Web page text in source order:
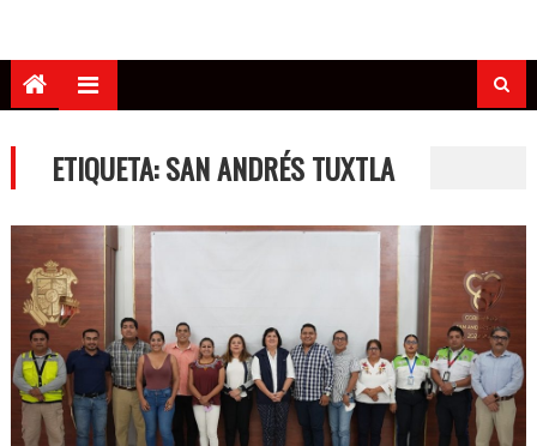
ETIQUETA:SAN ANDRÉS TUXTLA